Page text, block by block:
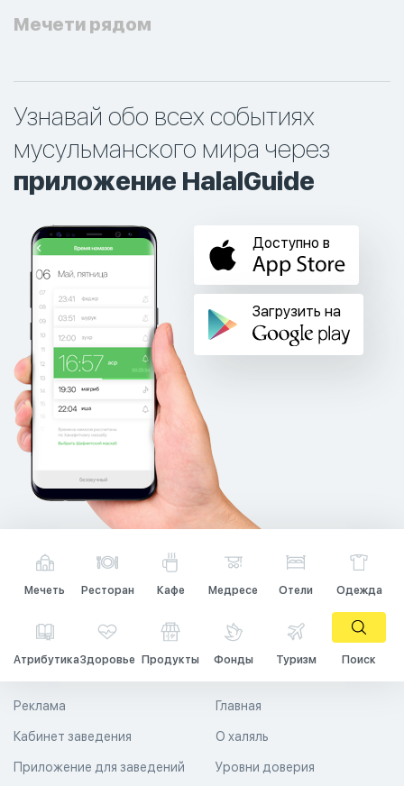
Мечети рядом
Узнавай обо всех событиях
мусульманского мира через
приложение HalalGuide
Доступно в
Загрузить на
Мечеть Ресторан Кафе Медресе Отели Одежда
АтрибутикаЗдоровье Продукты Фонды Туризм Поиск
Главная
О халяль
Уровни доверия
Реклама
Кабинет заведения
Приложение для заведений